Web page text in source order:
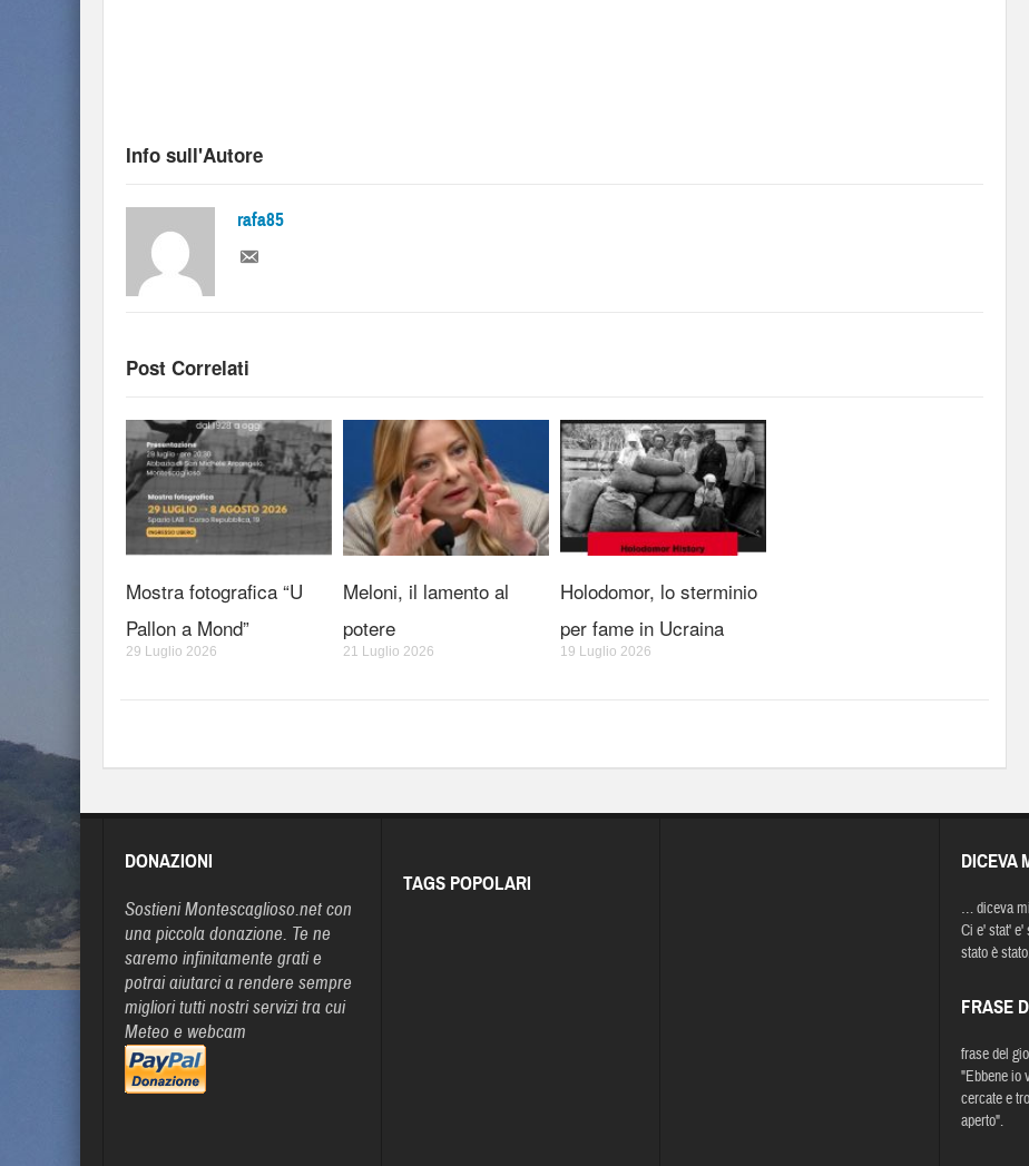
Info sull'Autore
rafa85
Post Correlati
Mostra fotografica “U
Pallon a Mond”
29 Luglio 2026
Meloni, il lamento al
potere
21 Luglio 2026
Holodomor, lo sterminio
per fame in Ucraina
19 Luglio 2026
DONAZIONI
Sostieni Montescaglioso.net con
una piccola donazione. Te ne
saremo infinitamente grati e
potrai aiutarci a rendere sempre
migliori tutti nostri servizi tra cui
Meteo e webcam
TAGS POPOLARI
DICEVA
… diceva
Ci e' stat' e'
stato è
FRASE
frase del
"Ebbene io
cercate e
aperto".